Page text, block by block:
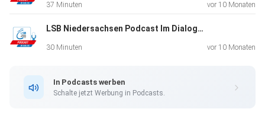
European Games:
https://www.teamdeutschland.de/events/details/europea
37 Minuten vor 10 Monaten
LSB Niedersachsen Podcast Im Dialog. Folge 25. Zu Gast: Bernd Wedemeyer-Kolwe
30 Minuten vor 10 Monaten
In Podcasts werben
Schalte jetzt Werbung in Podcasts.